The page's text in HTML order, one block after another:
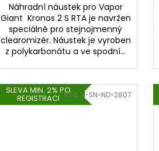
Náhradní náustek pro Vapor
Giant Kronos 2 S RTA je navržen
speciálně pro stejnojmenný
clearomizér. Náustek je vyroben
z polykarbonátu a ve spodní...
SLEVA MIN. 2% PO
REGISTRACI Kód:V-SN-ND-2807